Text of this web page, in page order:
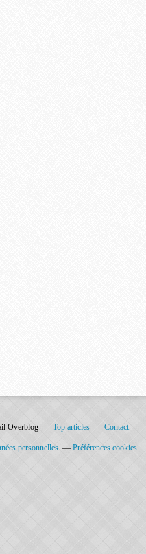
Overblog Top articles Contact
personnelles Préférences cookies